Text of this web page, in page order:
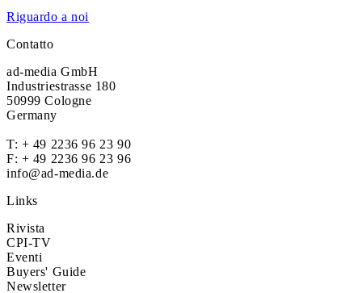
Riguardo a noi
Contatto
ad-media GmbH
Industriestrasse 180
50999 Cologne
Germany
T: + 49 2236 96 23 90
F: + 49 2236 96 23 96
info@ad-media.de
Links
Rivista
CPI-TV
Eventi
Buyers' Guide
Newsletter